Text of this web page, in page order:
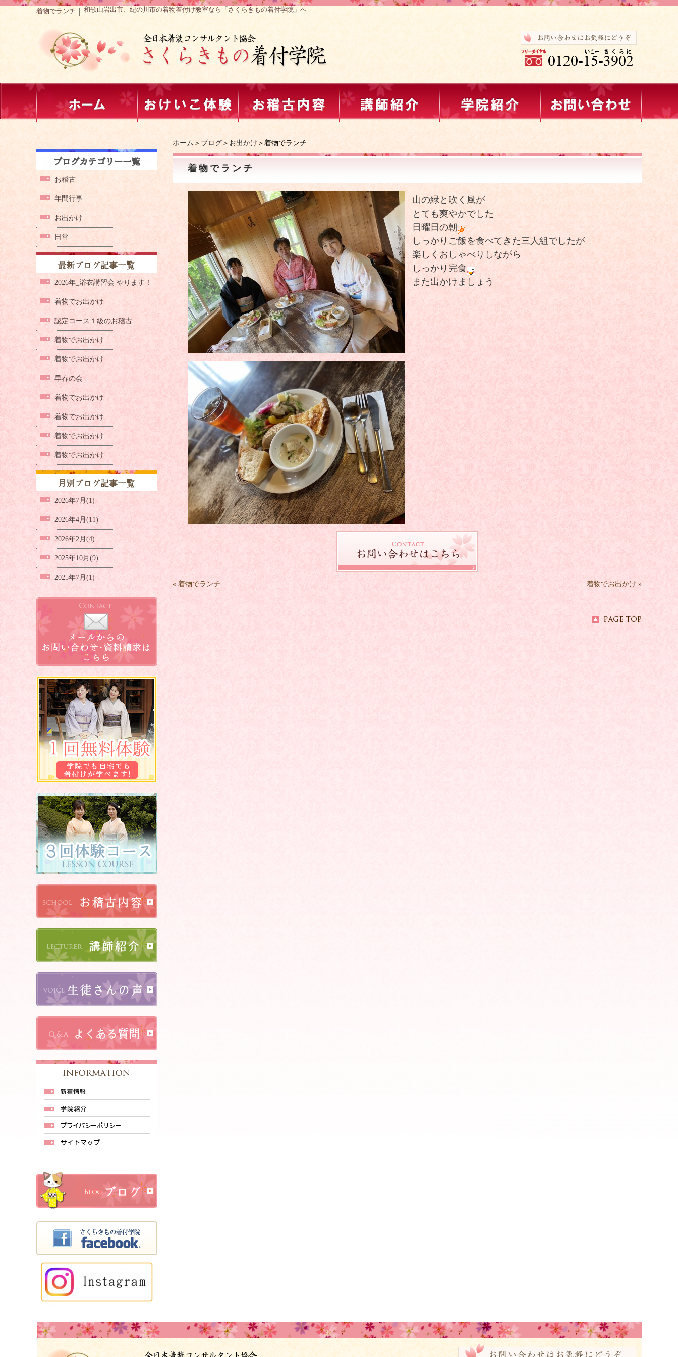
着物でランチ 和歌山岩出市、紀の川市の着物着付け教室なら「さくらきもの着付学院」へ
ホーム ＞ ブログ ＞ お出かけ ＞着物でランチ
着物でランチ
山の緑と吹く風が
とても爽やかでした
日曜日の朝
しっかりご飯を食べてきた三人組でしたが
楽しくおしゃべりしながら
しっかり完食
また出かけましょう
« 着物でランチ 着物でお出かけ »
お稽古
年間行事
お出かけ
日常
2026年_浴衣講習会 やります！
着物でお出かけ
認定コース１級のお稽古
着物でお出かけ
着物でお出かけ
早春の会
着物でお出かけ
着物でお出かけ
着物でお出かけ
着物でお出かけ
2026年7月(1)
2026年4月(11)
2026年2月(4)
2025年10月(9)
2025年7月(1)